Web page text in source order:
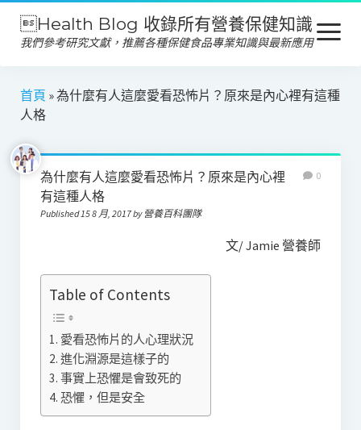
Health Blog 收錄所有營養保健知識
我們參考研究文獻，推薦各種保健食品專業知識與最新應用
open
menu
營養保健
產品推薦
美容保養
首頁 »為什麼有人這麼愛看恐怖片？原來是內心裡有這種
人格
為什麼有人這麼愛看恐怖片？原來是內心裡
有這種人格
Published 15 8 月, 2017 by 營養百科團隊
0
文/ Jamie 營養師
Table of Contents
愛看恐怖片的人心理狀況
進化淵源是這樣子的
事實上恐懼是會致死的
恐懼，但是安全